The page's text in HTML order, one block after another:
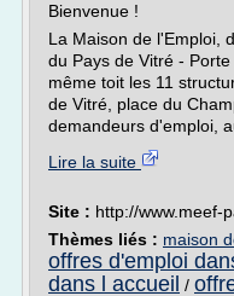
Bienvenue !
La Maison de l'Emploi,
du Pays de Vitré -
même toit les 11
de Vitré, place du
demandeurs d'emploi,
Lire la suite
Site : http://www.meef-
Thèmes liés : maison
offres d'emploi
dans l accueil /